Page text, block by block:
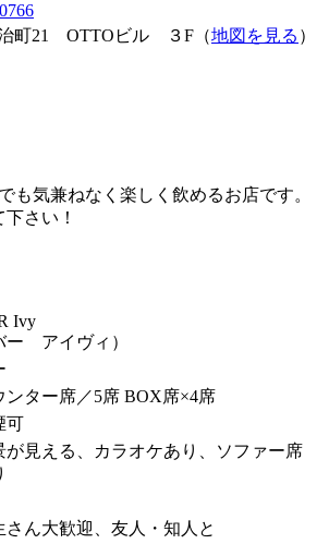
町21 OTTOビル ３F（地図を見る ）
も気兼ねなく楽しく飲めるお店です。
さい！
Ivy
ー アイヴィ）
ンター席／5席 BOX席×4席
可
が見える、カラオケあり、ソファー席
さん大歓迎、友人・知人と